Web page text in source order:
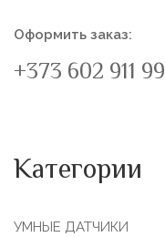
Оформить заказ:
+373 602 911 99
Категории
УМНЫЕ ДАТЧИКИ